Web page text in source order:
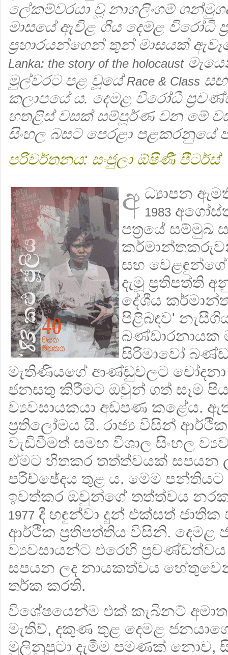
ලේකම්වරයා වූ නාගලිංගම්
මාසයේ ඇවිළ ගිය දෙමළ විරෝධී
ප්‍රහාරයන්ගෙන් තුන් මාසයක්
Lanka: the story of the holocaust
මුල්වරට පළ වූයේRace & Class
කලාපයේ ය. දෙමළ විරෝධී
හතළිස් වසක් සම්පූර්ණ වන මේ
සිංහල බසට පෙරළා පළකරනුයේ
පරිවර්තනය: සංජුලා ඕෂිණී පීටර්ස්
අ ධ්‍යාපන
1983
පත්‍රයේ සම්මුඛ
සහ
දැමූ ප්‍රතිපත්ති
දේශීය
පිළිබඳව'
බණ්ඩාරනායක
සිරිමාවෝ
මැතිණියගේ ආණ්ඩුවලට
ජනසතු කිරීමට ඔවුන් ගත් සෑම
ව්‍යවසායකයා අඩපණ කළේය.
ප්‍රතිලෝමය යි. රාජ්‍ය විසින්
වැඩිවීමත් සමඟ විශාල සිංහල
ඒමට හිතකර තත්ත්වයක් සපයන
පරිච්ඡේදය තුළ ය. මෙම පන්තියට
ඉවත්කර ඔවුන්ගේ තත්ත්වය නරක
1977 දී හඳුන්වා දුන් එක්සත්
ආර්ථික ප්‍රතිපත්තිය විසිනි. දෙමළ
ව්‍යවසායන්ට එරෙහි
සපයන ලද නායකත්වය
තර්ක කරති.
විශේෂයෙන්ම එක් කැබිනට්
මැතිව්, දකුණ තුළ දෙමළ
මුලිනුපුටා දැමීම පමණක් නොව,